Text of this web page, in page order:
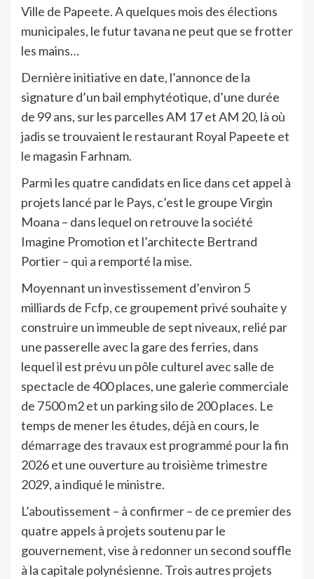
Ville de Papeete. A quelques mois des élections
municipales, le futur tavana ne peut que se frotter
les mains…
Dernière initiative en date, l’annonce de la
signature d’un bail emphytéotique, d’une durée
de 99 ans, sur les parcelles AM 17 et AM 20, là où
jadis se trouvaient le restaurant Royal Papeete et
le magasin Farhnam.
Parmi les quatre candidats en lice dans cet appel à
projets lancé par le Pays, c’est le groupe Virgin
Moana – dans lequel on retrouve la société
Imagine Promotion et l’architecte Bertrand
Portier – qui a remporté la mise.
Moyennant un investissement d’environ 5
milliards de Fcfp, ce groupement privé souhaite y
construire un immeuble de sept niveaux, relié par
une passerelle avec la gare des ferries, dans
lequel il est prévu un pôle culturel avec salle de
spectacle de 400 places, une galerie commerciale
de 7500 m2 et un parking silo de 200 places. Le
temps de mener les études, déjà en cours, le
démarrage des travaux est programmé pour la fin
2026 et une ouverture au troisième trimestre
2029, a indiqué le ministre.
L’aboutissement – à confirmer – de ce premier des
quatre appels à projets soutenu par le
gouvernement, vise à redonner un second souffle
à la capitale polynésienne. Trois autres projets